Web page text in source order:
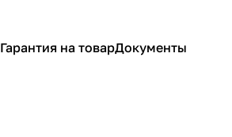
Гарантия на товарДокументы